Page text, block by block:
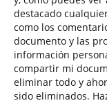
destacado
como los
documento y las
información
compartir mi
eliminar todo y
sido eliminados.